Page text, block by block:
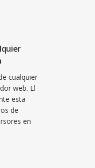
cualquier
web. El
esta
de
en